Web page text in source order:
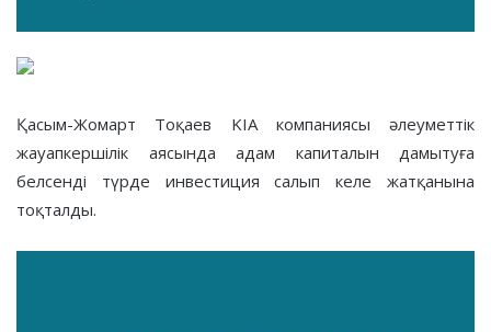
Қасым-Жомарт Тоқаев KIA компаниясы әлеуметтік
жауапкершілік аясында адам капиталын дамытуға
белсенді түрде инвестиция салып келе жатқанына
тоқталды.